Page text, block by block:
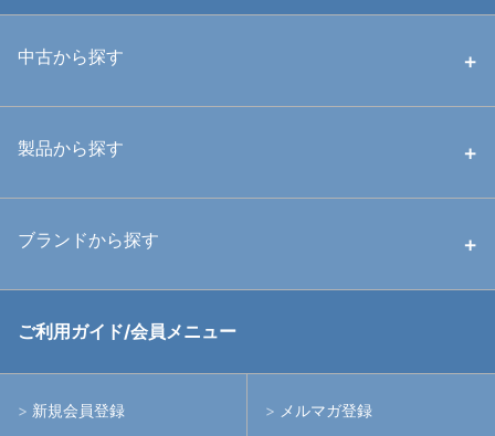
中古から探す
中古ハウジング
中古アームシステム
製品から探す
ハウジング
ライト
ブランドから探す
RGBlue
イノン
ご利用ガイド/会員メニュー
新規会員登録 メルマガ登録